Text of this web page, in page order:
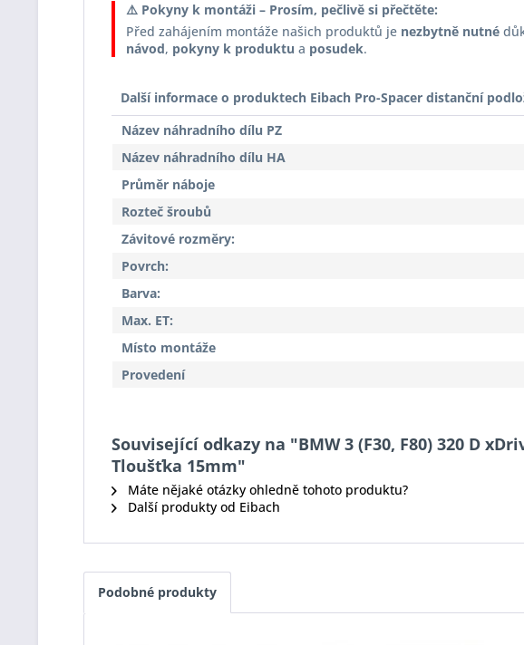
⚠️ Pokyny k montáži – Prosím, pečlivě si přečtěte:
Před zahájením montáže našich produktů je nezbytně nutné
návod, pokyny k produktu a posudek.
Další informace o produktech Eibach Pro-Spacer distanční
Název náhradního dílu PZ
Název náhradního dílu HA
Průměr náboje
Rozteč šroubů
Závitové rozměry:
Povrch:
Barva:
Max. ET:
Místo montáže
Provedení
Související odkazy na "BMW 3 (F30, F80) 320 D
Tloušťka 15mm"
Máte nějaké otázky ohledně tohoto produktu?
Další produkty od Eibach
Podobné produkty